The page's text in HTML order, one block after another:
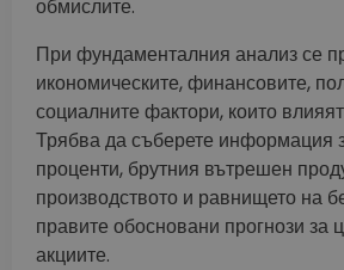
обмислите.
При фундаменталния анализ се
икономическите, финансовите,
социалните фактори, които
Трябва да съберете информация
проценти, брутния вътрешен
производството и равнището на
правите обосновани прогнози за
акциите.